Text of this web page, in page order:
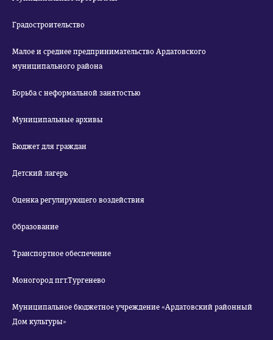
Градостроительство
Малое и среднее предпринимательство Ардатовского
муниципального района
Борьба с неформальной занятостью
Муниципальные архивы
Бюджет для граждан
Детский лагерь
Оценка регулирующего воздействия
Образование
Транспортное обеспечение
Моногород пгт.Тургенево
Муниципальное бюджетное учреждение «Ардатовский районный
Дом культуры»